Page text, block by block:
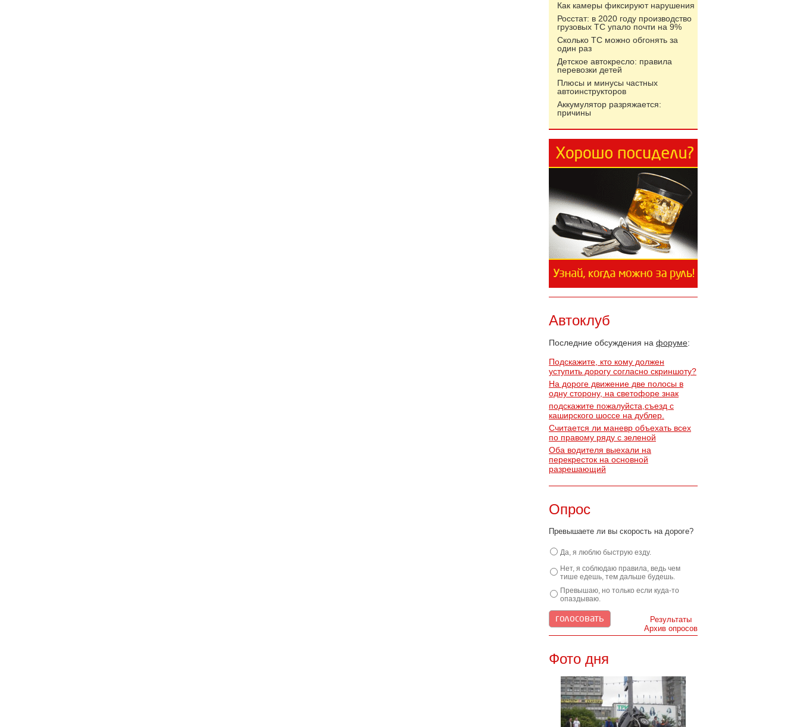
Как камеры фиксируют нарушения
Росстат: в 2020 году производство
грузовых ТС упало почти на 9%
Сколько ТС можно обгонять за
один раз
Детское автокресло: правила
перевозки детей
Плюсы и минусы частных
автоинструкторов
Аккумулятор разряжается:
причины
Автоклуб
Последние обсуждения на форуме:
Подскажите, кто кому должен
уступить дорогу согласно скриншоту?
На дороге движение две полосы в
одну сторону, на светофоре знак
подскажите пожалуйста,съезд с
каширского шоссе на дублер.
Считается ли маневр объехать всех
по правому ряду с зеленой
Оба водителя выехали на
перекресток на основной
разрешающий
Опрос
Превышаете ли вы скорость на дороге?
Да, я люблю быструю езду.
Нет, я соблюдаю правила, ведь чем
тише едешь, тем дальше будешь.
Превышаю, но только если куда-то
опаздываю.
Результаты
Архив опросов
Фото дня